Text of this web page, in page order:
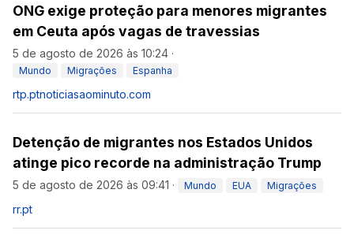
ONG exige proteção para menores migrantes
em Ceuta após vagas de travessias
5 de agosto de 2026 às 10:24 ·
Mundo Migrações Espanha
rtp.ptnoticiasaominuto.com
Detenção de migrantes nos Estados Unidos
atinge pico recorde na administração Trump
5 de agosto de 2026 às 09:41 · Mundo EUA Migrações
rr.pt